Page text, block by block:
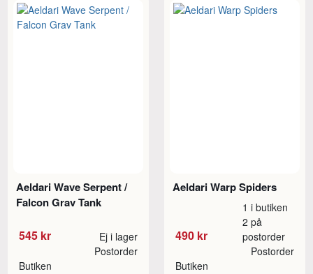
Aeldari Wave Serpent /
Falcon Grav Tank
545 kr Ej i lager
Butiken
Postorder
Aeldari Warp Spiders
490 kr
1 i butiken
2 på
postorder
Butiken
Postorder